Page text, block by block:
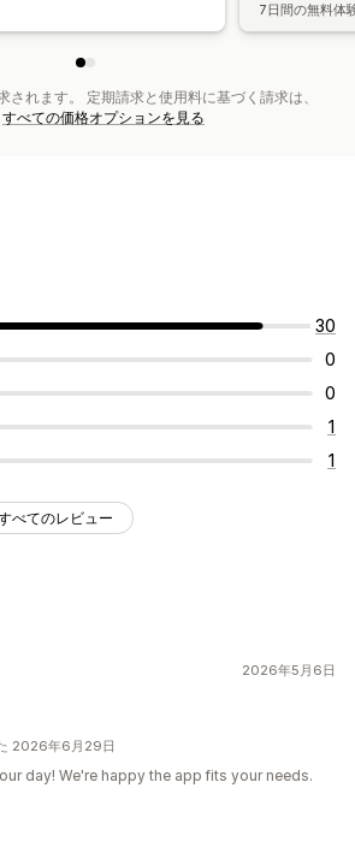
7日間の無料体
されます。 定期請求と使用料に基づく請求は、
すべての価格オプションを見る
30
0
0
1
1
べてのレビュー
2026年5月6日
2026年6月29日
day! We're happy the app fits your needs.